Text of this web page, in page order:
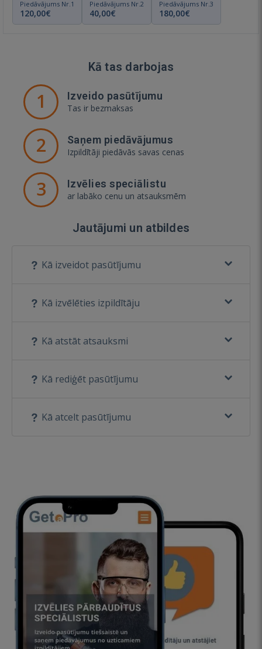
Piedāvājums Nr.1
120,00€
Piedāvājums Nr.2
40,00€
Piedāvājums Nr.3
180,00€
Kā tas darbojas
1 Izveido pasūtījumu
Tas ir bezmaksas
2 Saņem piedāvājumus
Izpildītāji piedāvās savas cenas
3 Izvēlies speciālistu
ar labāko cenu un atsauksmēm
Jautājumi un atbildes
Kā izveidot pasūtījumu
Kā izvēlēties izpildītāju
Kā atstāt atsauksmi
Kā rediģēt pasūtījumu
Kā atcelt pasūtījumu